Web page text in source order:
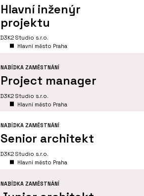
Hlavní inženýr
projektu
D3K2 Studio s.r.o.
Hlavní město Praha
NABÍDKA ZAMĚSTNÁNÍ
Project manager
D3K2 Studio s.r.o.
Hlavní město Praha
NABÍDKA ZAMĚSTNÁNÍ
Senior architekt
D3K2 Studio s.r.o.
Hlavní město Praha
NABÍDKA ZAMĚSTNÁNÍ